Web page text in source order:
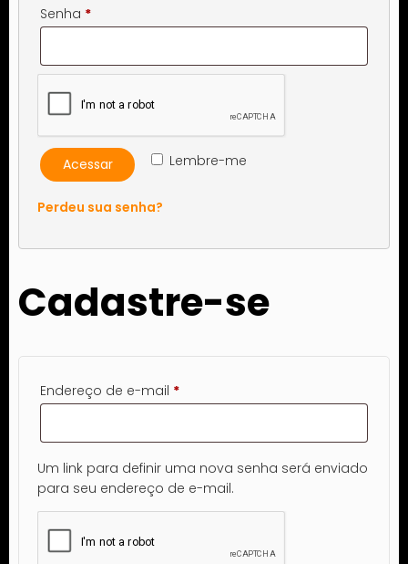
Senha *Obrigatório
Lembre-me
Acessar
Perdeu sua senha?
Cadastre-se
Endereço de e-mail *Obrigatório
Um link para definir uma nova senha será enviado
para seu endereço de e-mail.